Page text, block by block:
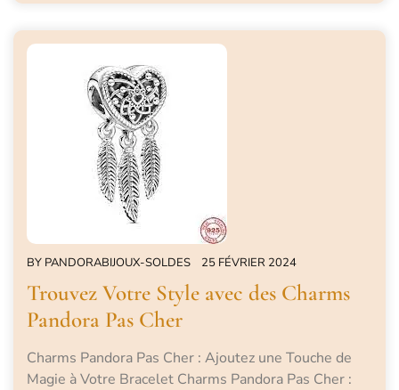
BY PANDORABIJOUX-SOLDES 25 FÉVRIER 2024
Trouvez Votre Style avec des Charms
Pandora Pas Cher
Charms Pandora Pas Cher : Ajoutez une Touche de
Magie à Votre Bracelet Charms Pandora Pas Cher :